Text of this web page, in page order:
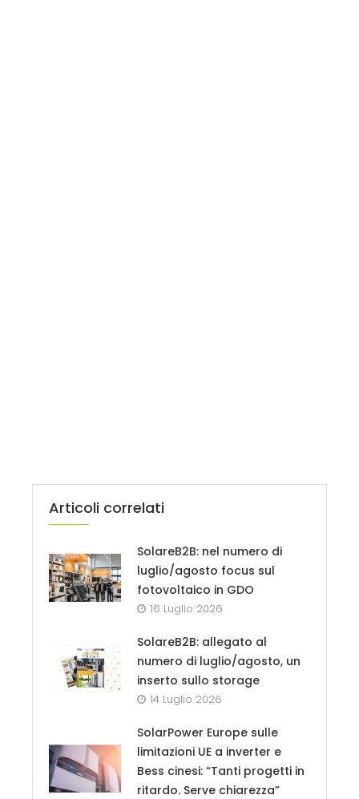
Articoli correlati
SolareB2B: nel numero di
luglio/agosto focus sul
fotovoltaico in GDO
16 Luglio 2026
SolareB2B: allegato al
numero di luglio/agosto, un
inserto sullo storage
14 Luglio 2026
SolarPower Europe sulle
limitazioni UE a inverter e
Bess cinesi: “Tanti progetti in
ritardo. Serve chiarezza”